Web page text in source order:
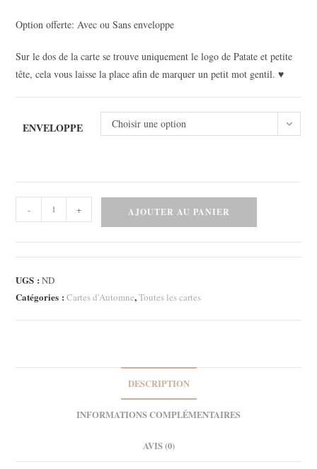
Option offerte: Avec ou Sans enveloppe
Sur le dos de la carte se trouve uniquement le logo de Patate et petite
tête, cela vous laisse la place afin de marquer un petit mot gentil. ♥
ENVELOPPE Choisir une option
de
Carte
-
BOO
2
- + AJOUTER AU PANIER
UGS :ND
Catégories :Cartes d'Automne,Toutes les cartes
DESCRIPTION
INFORMATIONS COMPLÉMENTAIRES
AVIS (0)